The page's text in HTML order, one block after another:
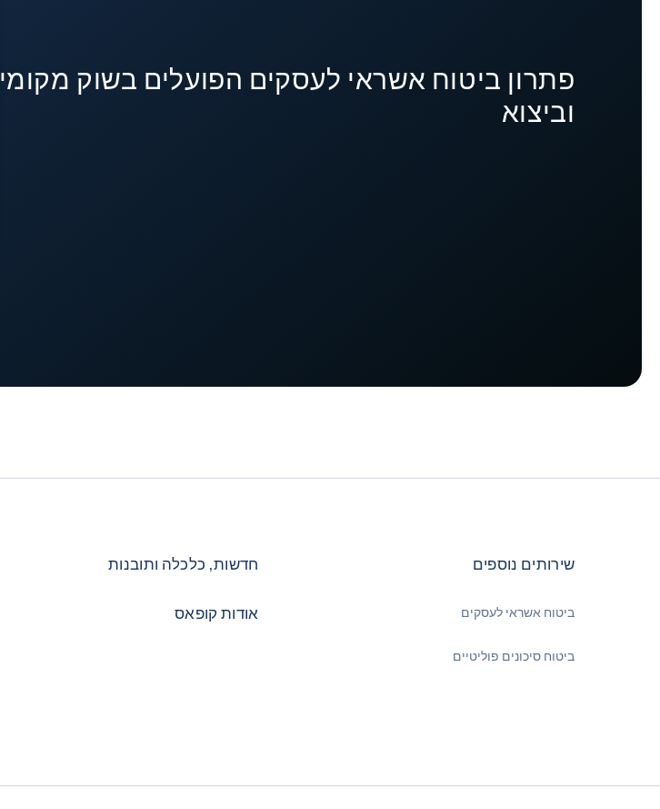
פתרון ביטוח אשראי לעסקים הפועלים בשוק מקומי
וביצוא
שירותים נוספים
ביטוח אשראי לעסקים
ביטוח סיכונים פוליטיים
חדשות, כלכלה ותובנות
אודות קופאס